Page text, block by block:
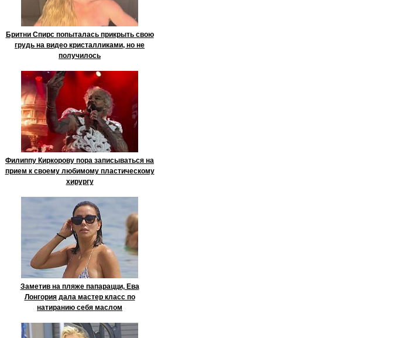
Бритни Спирс попыталась прикрыть свою
грудь на видео кристалликами, но не
получилось
Филиппу Киркорову пора записываться на
прием к своему любимому пластическому
хирургу
Заметив на пляже папарацци, Ева
Лонгория дала мастер класс по
натиранию себя маслом